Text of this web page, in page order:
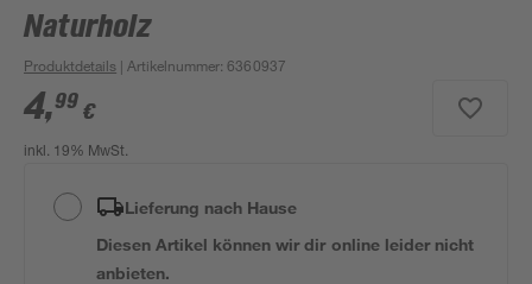
Naturholz
Produktdetails | Artikelnummer:6360937
4,99 €
inkl. 19% MwSt.
Lieferung nach Hause
Diesen Artikel können wir dir online leider nicht
anbieten.